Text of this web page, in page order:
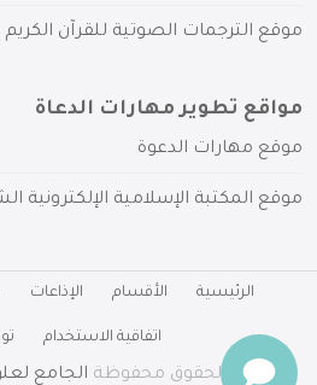
موقع الترجمات الصوتية للقرآن الكريم
مواقع تطوير مهارات الدعاة
موقع مهارات الدعوة
موقع المكتبة الإسلامية الإلكترونية
الرئيسية الأقسام الإذاعات
اتفاقية الاستخدام
جميع الحقوق محفوظة الجامع